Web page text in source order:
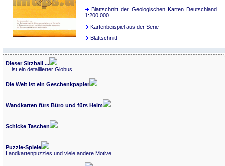
Blattschnitt der Geologischen Karten Deutschland
1:200.000
Kartenbeispiel aus der Serie
Blattschnitt
Dieser Sitzball ...
... ist ein detaillierter Globus
Die Welt ist ein Geschenkpapier
Wandkarten fürs Büro und fürs Heim
Schicke Taschen
Puzzle-Spiele
Landkartenpuzzles und viele andere Motive